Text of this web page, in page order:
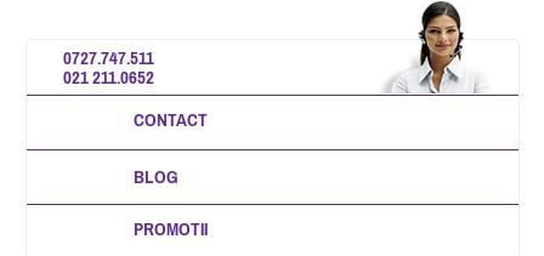
0727.747.511
021 211.0652
CONTACT
BLOG
PROMOTII